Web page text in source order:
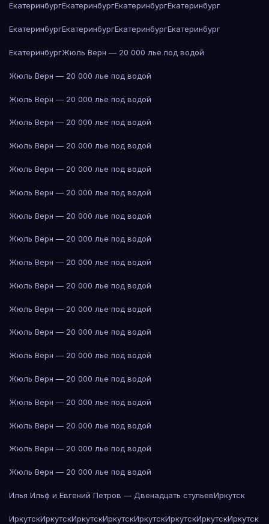
ЕкатеринбургЕкатеринбургЕкатеринбургЕкатеринбург
ЕкатеринбургЕкатеринбургЕкатеринбургЕкатеринбург
ЕкатеринбургЖюль Верн — 20 000 лье под водой
Жюль Верн — 20 000 лье под водой
Жюль Верн — 20 000 лье под водой
Жюль Верн — 20 000 лье под водой
Жюль Верн — 20 000 лье под водой
Жюль Верн — 20 000 лье под водой
Жюль Верн — 20 000 лье под водой
Жюль Верн — 20 000 лье под водой
Жюль Верн — 20 000 лье под водой
Жюль Верн — 20 000 лье под водой
Жюль Верн — 20 000 лье под водой
Жюль Верн — 20 000 лье под водой
Жюль Верн — 20 000 лье под водой
Жюль Верн — 20 000 лье под водой
Жюль Верн — 20 000 лье под водой
Жюль Верн — 20 000 лье под водой
Жюль Верн — 20 000 лье под водой
Жюль Верн — 20 000 лье под водой
Жюль Верн — 20 000 лье под водой
Илья Ильф и Евгений Петров — Двенадцать стульевИркутск
ИркутскИркутскИркутскИркутскИркутскИркутскИркутскИркутск